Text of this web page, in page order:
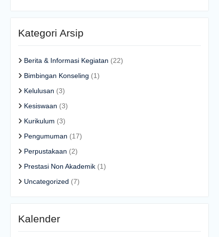
Kategori Arsip
Berita & Informasi Kegiatan (22)
Bimbingan Konseling (1)
Kelulusan (3)
Kesiswaan (3)
Kurikulum (3)
Pengumuman (17)
Perpustakaan (2)
Prestasi Non Akademik(1)
Uncategorized (7)
Kalender